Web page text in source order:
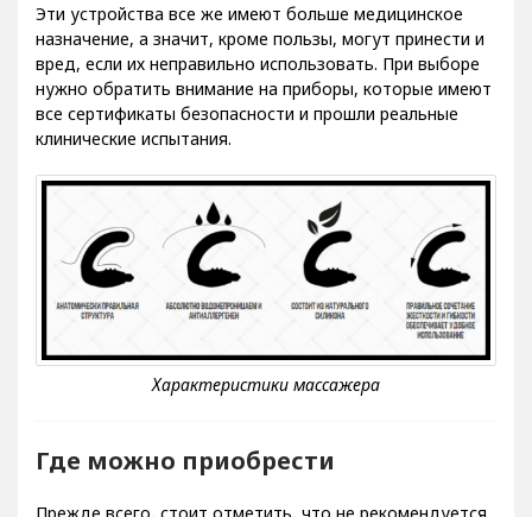
Эти устройства все же имеют больше медицинское
назначение, а значит, кроме пользы, могут принести и
вред, если их неправильно использовать. При выборе
нужно обратить внимание на приборы, которые имеют
все сертификаты безопасности и прошли реальные
клинические испытания.
Где можно приобрести